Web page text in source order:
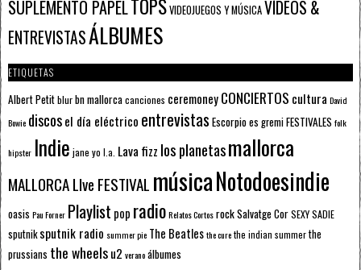
SUPLEMENTO PAPELTOPSVIDEOJUEGOS Y MÚSICAVÍDEOS &
ENTREVISTASÁLBUMES
ETIQUETAS
Albert Petitblurbn mallorcacanciones ceremoneyCONCIERTOS cultura David
Bowie discosel día eléctrico entrevistas Escorpioes gremiFESTIVALES folk
hipster Indie jane yo l.a. Lava fizz los planetasmallorca
MALLORCA LIve FESTIVAL músicaNotodoesindie
oasis Pau Forner Playlist pop radioRelatos CortosrockSalvatge CorSEXY SADIE
sputnik sputnik radio summer pie The Beatlesthe curethe indian summerthe
prussians the wheelsu2 veranoálbumes